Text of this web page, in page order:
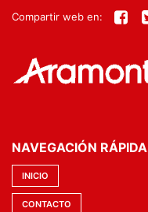
Compartir web en:
NAVEGACIÓN RÁPIDA
INICIO
CONTACTO